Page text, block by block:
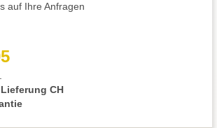
auf Ihre Anfragen
CH